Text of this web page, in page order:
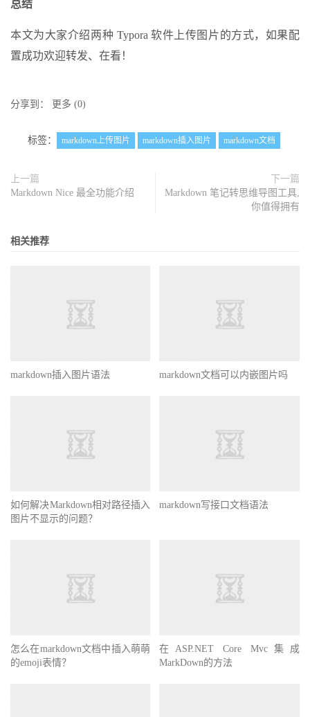
总结
本文为大家介绍两种 Typora 软件上传图片的方式，如果配
置成功欢迎转发、在看！
分享到： 更多 (0)
标签： markdown上传图片 markdown插入图片 markdown文档
上一篇
Markdown Nice 最全功能介绍
下一篇
Markdown 笔记转思维导图工具,
你值得拥有
相关推荐
markdown插入图片语法 markdown文档可以内嵌图片吗
如何解决Markdown相对路径插入
图片不显示的问题？
markdown写接口文档语法
怎么在markdown文档中插入萌萌
的emoji表情？
在ASP.NET Core Mvc集成
MarkDown的方法